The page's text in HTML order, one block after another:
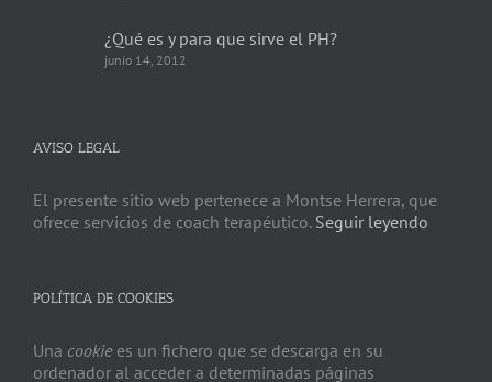
¿Qué es y para que sirve el PH?
junio 14, 2012
AVISO LEGAL
El presente sitio web pertenece a Montse Herrera, que
ofrece servicios de coach terapéutico. Seguir leyendo
POLÍTICA DE COOKIES
Una cookie es un fichero que se descarga en su
ordenador al acceder a determinadas páginas